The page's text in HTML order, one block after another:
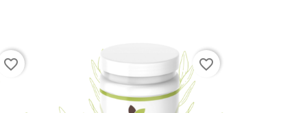
favorite_border favorite_border